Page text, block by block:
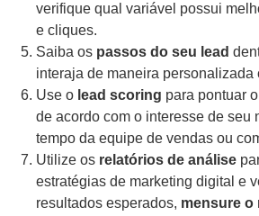
verifique qual variável possui
e cliques.
Saiba os passos do seu lead
interaja de maneira personalizada
Use o lead scoring para pontuar
de acordo com o interesse de seu
tempo da equipe de vendas ou
Utilize os relatórios de análise
estratégias de marketing digital e
resultados esperados, mensure o